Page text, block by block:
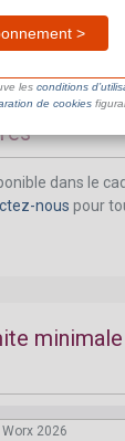
chaque
minimale
à
dans le
nous pour
dans le
2026
>
les conditions
de cookies